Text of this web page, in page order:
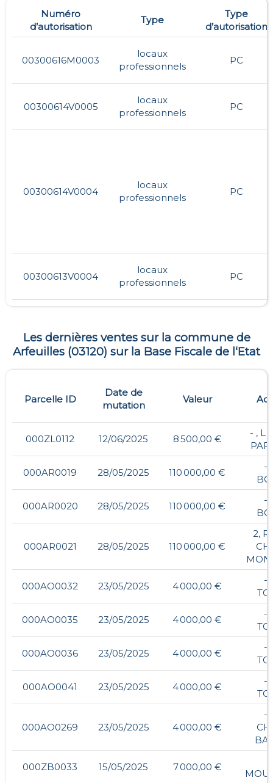
Numéro
d’autorisation
Type
Type
d’autorisation
00300616M0003
locaux
professionnels
PC
00300614V0005
locaux
professionnels
PC
00300614V0004
locaux
professionnels
PC
00300613V0004
locaux
professionnels
PC
Les dernières ventes sur la commune de
Arfeuilles (03120) sur la Base Fiscale de l‘Etat
Parcelle ID
Date de
mutation
Valeur
000ZL0112 12/06/2025 8 500,00 €
- , L
000AR0019 28/05/2025 110 000,00 €
-
000AR0020 28/05/2025 110 000,00 €
-
000AR0021 28/05/2025 110 000,00 €
2,
000AO0032 23/05/2025 4 000,00 €
-
000AO0035 23/05/2025 4 000,00 €
-
000AO0036 23/05/2025 4 000,00 €
-
000AO0041 23/05/2025 4 000,00 €
-
000AO0269 23/05/2025 4 000,00 €
-
000ZB0033 15/05/2025 7 000,00 €